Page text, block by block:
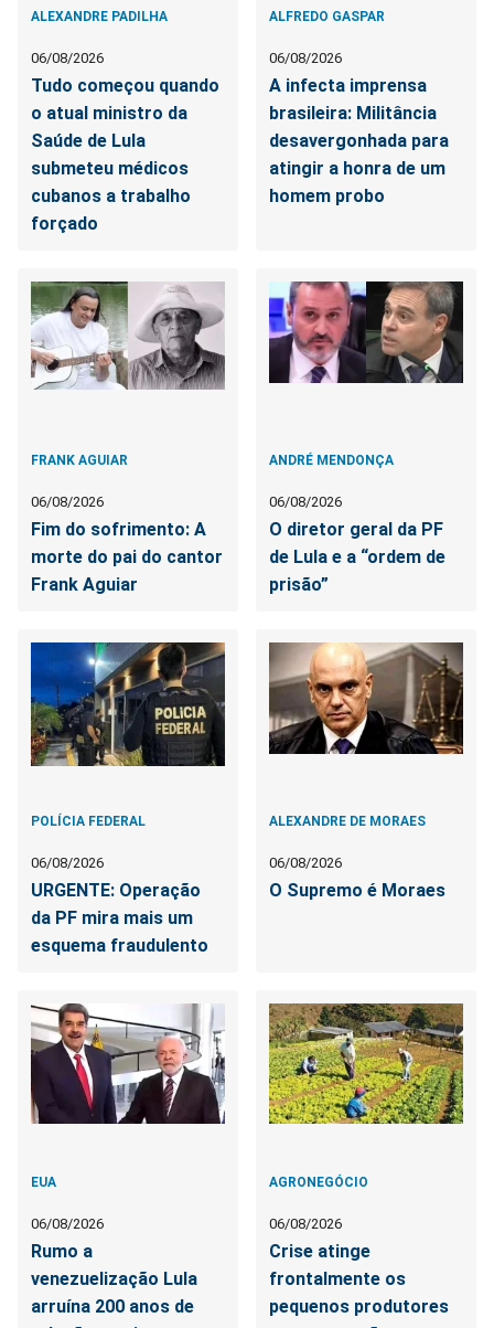
ALEXANDRE PADILHA
06/08/2026
Tudo começou quando
o atual ministro da
Saúde de Lula
submeteu médicos
cubanos a trabalho
forçado
ALFREDO GASPAR
06/08/2026
A infecta imprensa
brasileira: Militância
desavergonhada para
atingir a honra de um
homem probo
FRANK AGUIAR
06/08/2026
Fim do sofrimento: A
morte do pai do cantor
Frank Aguiar
ANDRÉ MENDONÇA
06/08/2026
O diretor geral da PF
de Lula e a “ordem de
prisão”
POLÍCIA FEDERAL
06/08/2026
URGENTE: Operação
da PF mira mais um
esquema fraudulento
ALEXANDRE DE MORAES
06/08/2026
O Supremo é Moraes
EUA
06/08/2026
Rumo a
venezuelização Lula
arruína 200 anos de
AGRONEGÓCIO
06/08/2026
Crise atinge
frontalmente os
pequenos produtores